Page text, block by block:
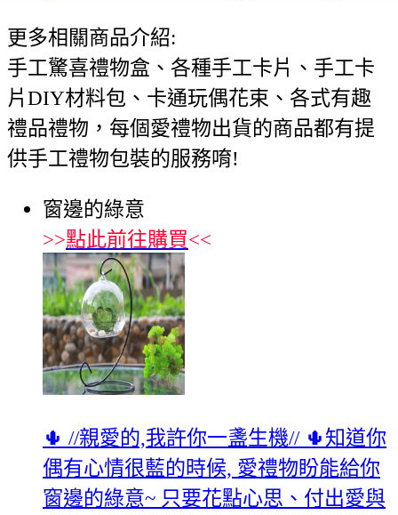
更多相關商品介紹:
手工驚喜禮物盒、各種手工卡片、手工卡
片DIY材料包、卡通玩偶花束、各式有趣
禮品禮物，每個愛禮物出貨的商品都有提
供手工禮物包裝的服務唷!
窗邊的綠意
>>點此前往購買<<
🌵 //親愛的,我許你一盞生機// 🌵知道你
偶有心情很藍的時候, 愛禮物盼能給你
窗邊的綠意~ 只要花點心思、付出愛與